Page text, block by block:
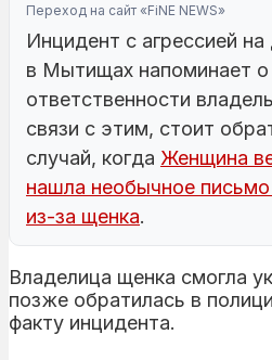
Переход на сайт «FiNE NEWS»
Инцидент с агрессией
в Мытищах напоминает
ответственности
связи с этим, стоит
случай, когда Женщина
нашла необычное
из-за щенка.
Владелица щенка смогла
позже обратилась в
факту инцидента.